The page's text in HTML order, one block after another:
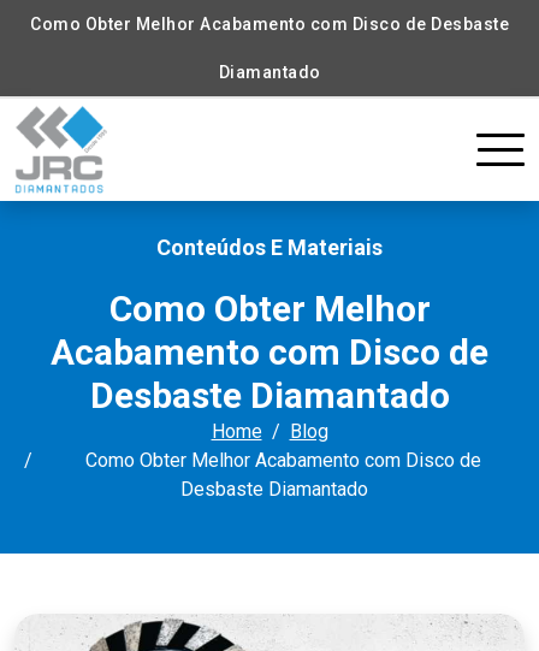
Como Obter Melhor Acabamento com Disco de Desbaste
Diamantado
Conteúdos E Materiais
Como Obter Melhor
Acabamento com Disco de
Desbaste Diamantado
Home
Blog
Como Obter Melhor Acabamento com Disco de
Desbaste Diamantado